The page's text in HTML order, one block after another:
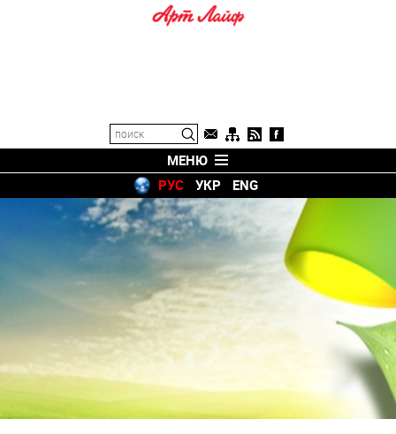
МЕНЮ
РУС
УКР ENG